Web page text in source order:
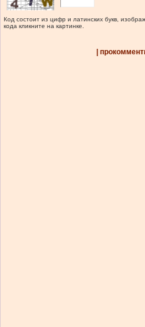
Код состоит из цифр и латинских букв,
кода кликните на картинке.
|